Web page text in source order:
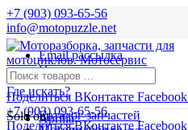
+7 (903) 093-65-56
info@motopuzzle.net
Email рассылка
Новости
Поделиться ВКонтакте Facebook
+7 (903) 093-65-56
Поделиться ВКонтакте Facebook
Где искать?
Aprilia
Каталог запчастей
Sold out